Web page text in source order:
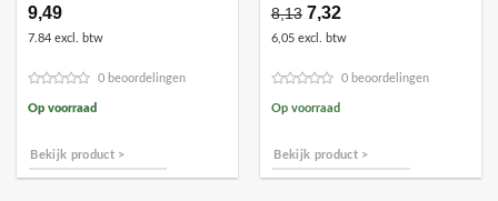
9,49
7.84 excl. btw
0 beoordelingen
Op voorraad
Bekijk product >
8,13 Oorspronkelijke
prijs
was:
7,32Huidige
is:
6,05 excl. btw
0 beoordelingen
Op voorraad
Bekijk product >